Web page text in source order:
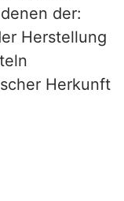
der:
Herstellung
Herkunft